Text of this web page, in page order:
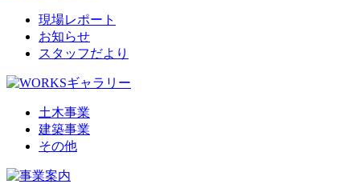
現場レポート
お知らせ
スタッフだより
土木事業
建築事業
その他